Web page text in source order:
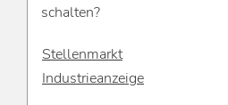
schalten?
Stellenmarkt
Industrieanzeige